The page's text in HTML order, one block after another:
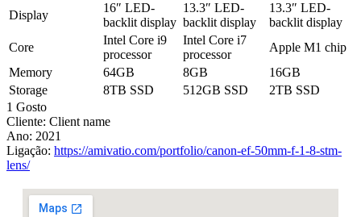
Display
16″ LED-
backlit display
13.3″ LED-
backlit display
13.3″ LED-
backlit display
Core
Intel Core i9
processor
Intel Core i7
processor
Apple M1 chip
Memory
64GB 8GB
16GB
Storage
8TB SSD 512GB SSD
2TB SSD
1 Gosto
Cliente: Client name
Ano: 2021
Ligação: https://amivatio.com/portfolio/canon-ef-50mm-f-1-8-stm-
lens/